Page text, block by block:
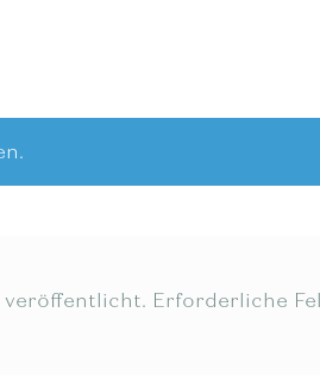
veröffentlicht. Erforderliche